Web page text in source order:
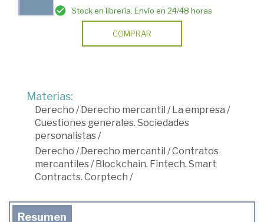
Stock en librería. Envío en 24/48 horas
COMPRAR
Materias:
Derecho /Derecho mercantil /La empresa /
Cuestiones generales. Sociedades
personalistas /
Derecho /Derecho mercantil /Contratos
mercantiles /Blockchain. Fintech. Smart
Contracts. Corptech /
Resumen